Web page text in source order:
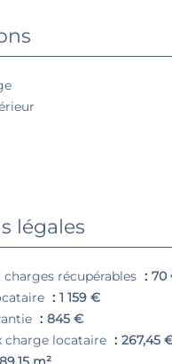
légales
récupérables
70
1 159 €
845 €
charge locataire
267,45